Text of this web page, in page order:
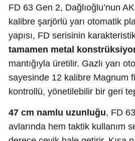
FD 63 Gen 2, Dağlıoğlu’nun
kalibre şarjörlü yarı otomatik
yapısı, FD serisinin
tamamen metal
mantığıyla üretilir. Gazlı yarı
sayesinde 12 kalibre Magnum
kontrollü, yönetilebilir bir geri
47 cm namlu uzunluğu, FD
avlarında hem taktik kullanım